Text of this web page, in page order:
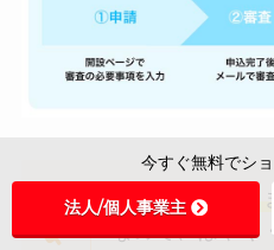
審査結果が届く
なので、はやく
今すぐ無料でシ
法人/個人事業主